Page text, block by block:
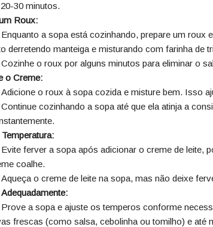
30 minutos.
Roux:
Enquanto a sopa está cozinhando, prepare um roux
derretendo manteiga e misturando com farinha de
Cozinhe o roux por alguns minutos para eliminar o
o Creme:
Adicione o roux à sopa cozida e misture bem. Isso
Continue cozinhando a sopa até que ela atinja a
Evite ferver a sopa após adicionar o creme de leite,
coalhe.
Aqueça o creme de leite na sopa, mas não deixe
Prove a sopa e ajuste os temperos conforme
frescas (como salsa, cebolinha ou tomilho) e até